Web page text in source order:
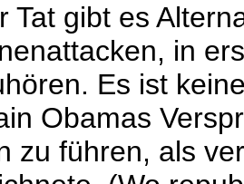
Tat gibt es
in
Es ist
Obamas
zu führen, als